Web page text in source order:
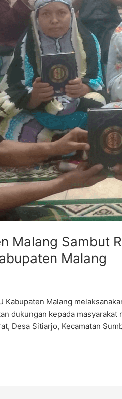
Malang Sambut
Malang
Kabupaten Malang
dukungan kepada
Desa Sitiarjo, Kecamatan